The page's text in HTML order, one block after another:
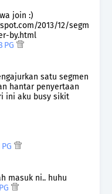
join :)
2013/12/segm
by.html
PG
satu segmen
hantar penyertaan
ini aku busy sikit
masuk ni.. huhu